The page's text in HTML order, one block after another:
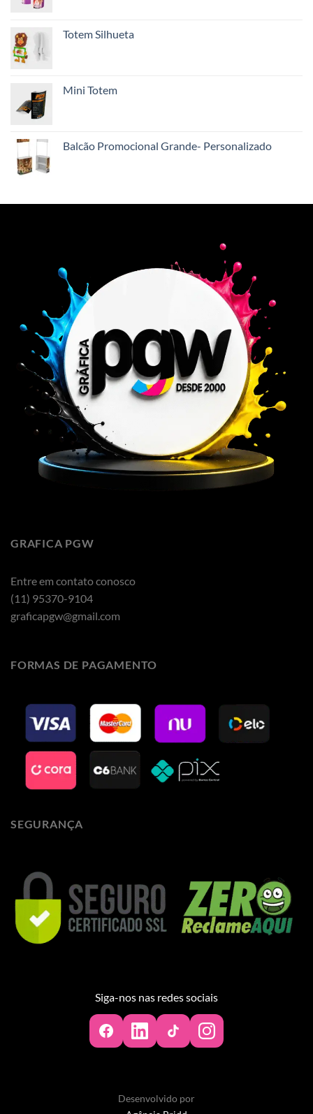
Totem Silhueta
Mini Totem
Balcão Promocional Grande- Personalizado
GRAFICA PGW
Entre em contato conosco
(11) 95370-9104
graficapgw@gmail.com
FORMAS DE PAGAMENTO
SEGURANÇA
Siga-nos nas redes sociais
Desenvolvido por